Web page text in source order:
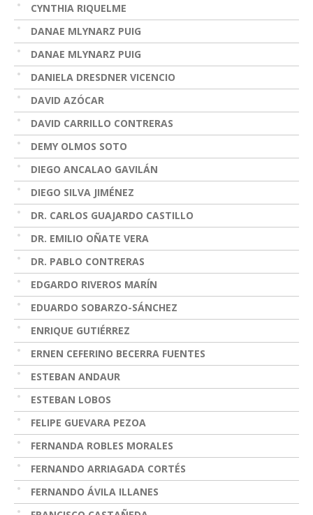
CYNTHIA RIQUELME
DANAE MLYNARZ PUIG
DANAE MLYNARZ PUIG
DANIELA DRESDNER VICENCIO
DAVID AZÓCAR
DAVID CARRILLO CONTRERAS
DEMY OLMOS SOTO
DIEGO ANCALAO GAVILÁN
DIEGO SILVA JIMÉNEZ
DR. CARLOS GUAJARDO CASTILLO
DR. EMILIO OÑATE VERA
DR. PABLO CONTRERAS
EDGARDO RIVEROS MARÍN
EDUARDO SOBARZO-SÁNCHEZ
ENRIQUE GUTIÉRREZ
ERNEN CEFERINO BECERRA FUENTES
ESTEBAN ANDAUR
ESTEBAN LOBOS
FELIPE GUEVARA PEZOA
FERNANDA ROBLES MORALES
FERNANDO ARRIAGADA CORTÉS
FERNANDO ÁVILA ILLANES